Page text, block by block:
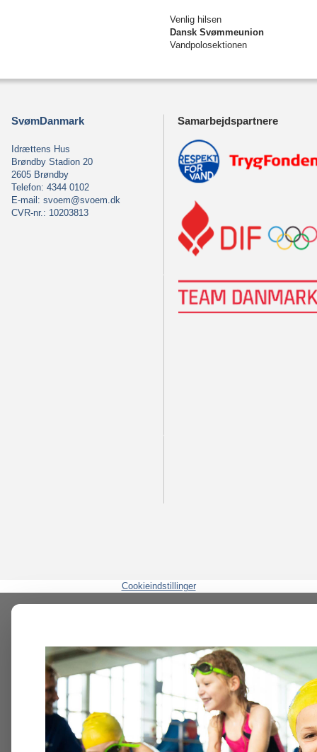
Venlig hilsen
Dansk Svømmeunion
Vandpolosektionen
SvømDanmark
Idrættens Hus
Brøndby Stadion 20
2605 Brøndby
Telefon: 4344 0102
E-mail: svoem@svoem.dk
CVR-nr.: 10203813
Samarbejdspartnere
Cookieindstillinger